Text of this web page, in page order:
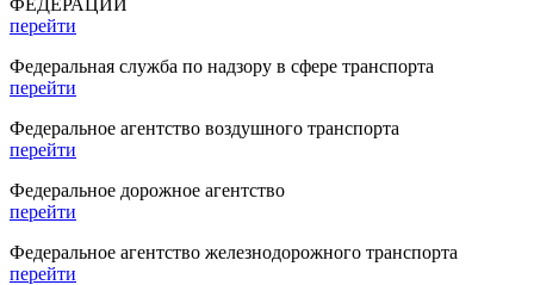
ФЕДЕРАЦИИ
перейти
Федеральная служба по надзору в сфере транспорта
перейти
Федеральное агентство воздушного транспорта
перейти
Федеральное дорожное агентство
перейти
Федеральное агентство железнодорожного транспорта
перейти